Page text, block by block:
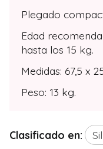
Plegado
Edad
hasta los 15 kg.
Medidas: 67,5 x
Peso: 13 kg.
Clasificado en: